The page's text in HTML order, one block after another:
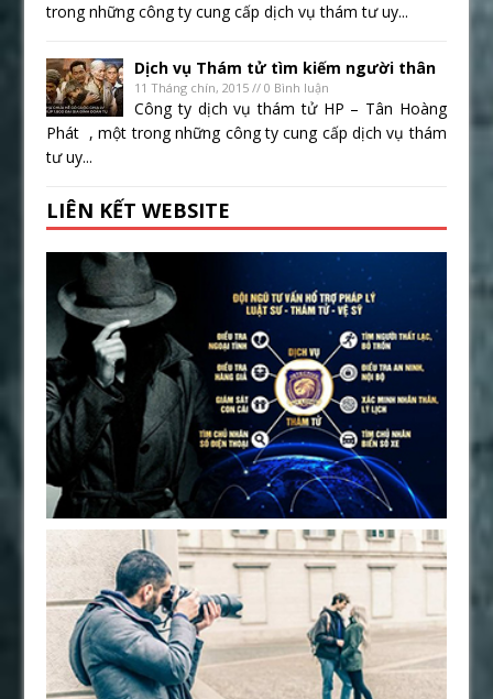
trong những công ty cung cấp dịch vụ thám tư uy...
Dịch vụ Thám tử tìm kiếm người thân
11 Tháng chín, 2015 // 0 Bình luận
Công ty dịch vụ thám tử HP – Tân Hoàng
Phát , một trong những công ty cung cấp dịch vụ thám
tư uy...
LIÊN KẾT WEBSITE